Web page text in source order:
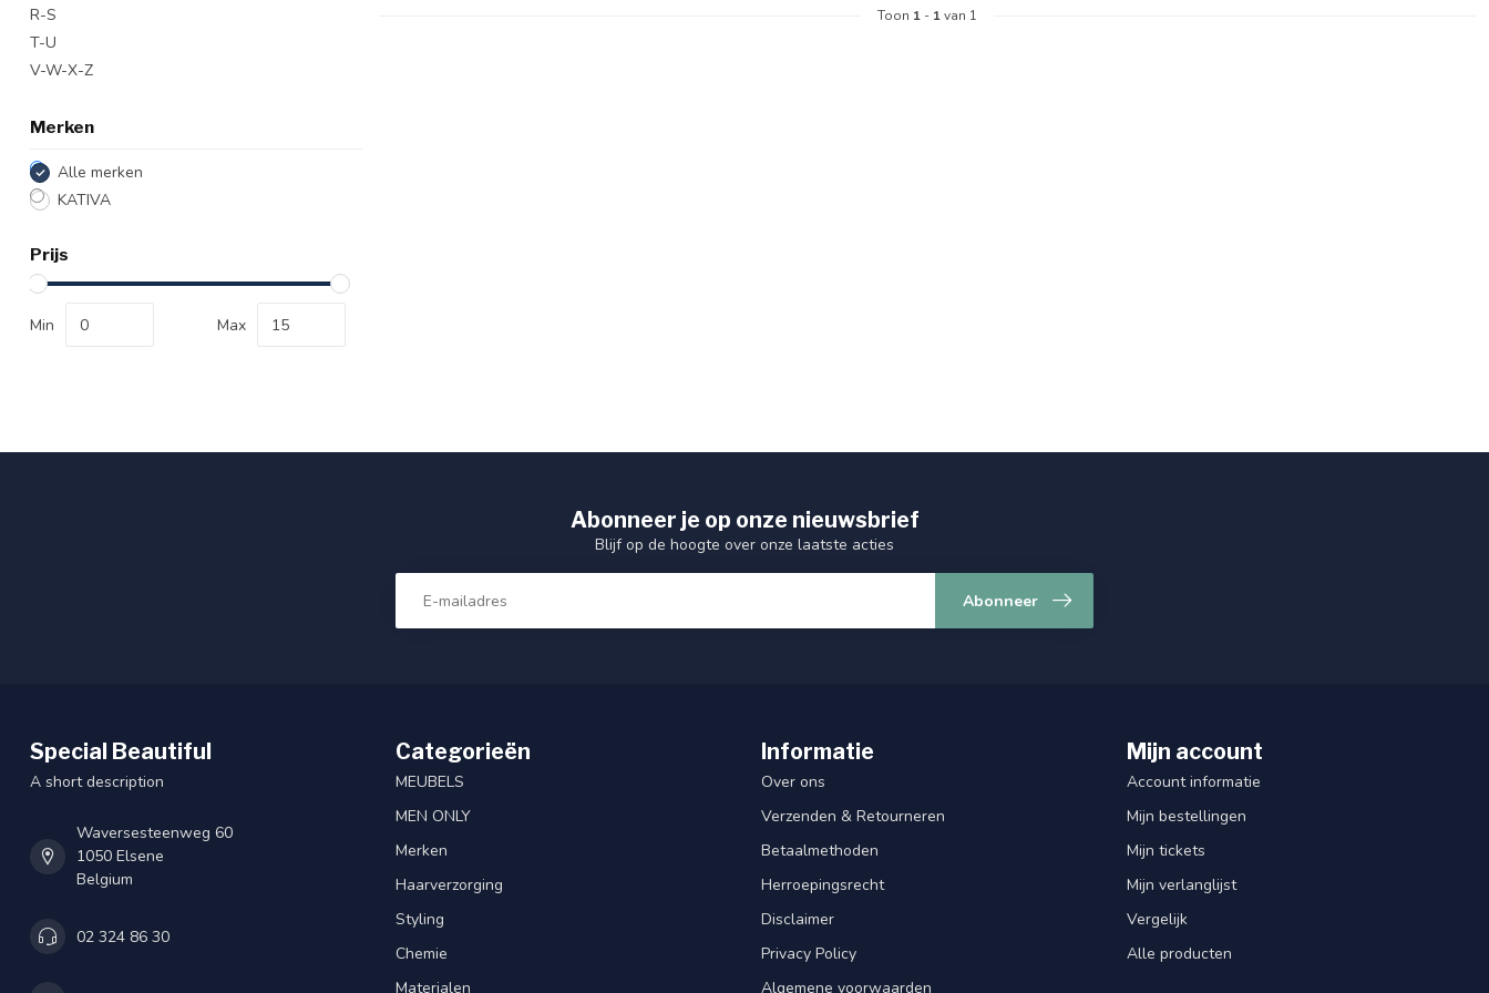
R-S
T-U
V-W-X-Z
Merken
Alle merken
KATIVA
Prijs
Min Max
Toon 1 - 1van 1
Abonneer je op onze nieuwsbrief
Blijf op de hoogte over onze laatste acties
Abonneer
Special Beautiful
A short description
Waversesteenweg 60
1050 Elsene
Belgium
02 324 86 30
Categorieën
MEUBELS
MEN ONLY
Merken
Haarverzorging
Styling
Chemie
Materialen
Informatie
Over ons
Verzenden & Retourneren
Betaalmethoden
Herroepingsrecht
Disclaimer
Privacy Policy
Algemene voorwaarden
Mijn account
Account informatie
Mijn bestellingen
Mijn tickets
Mijn verlanglijst
Vergelijk
Alle producten